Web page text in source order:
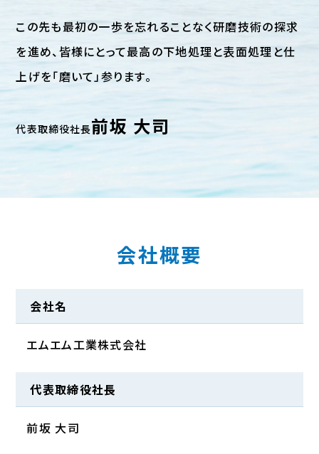
この先も最初の一歩を忘れることなく研磨技術の探求
を進め、皆様にとって最高の下地処理と表面処理と仕
上げを「磨いて」参ります。
代表取締役社長前坂 大司
会社概要
会社名
エムエム工業株式会社
代表取締役社長
前坂 大司